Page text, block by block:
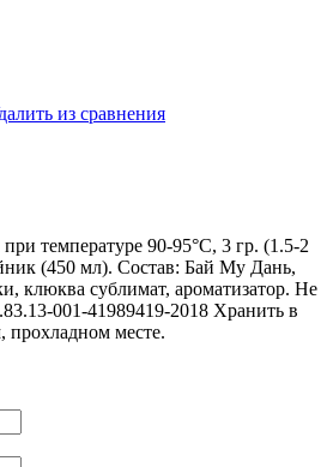
из сравнения
температуре 90-95°С, 3 гр. (1.5-2
(450 мл). Состав: Бай Му Дань,
клюква сублимат, ароматизатор. Не
001-41989419-2018 Хранить в
прохладном месте.